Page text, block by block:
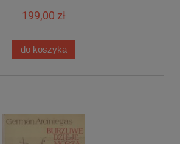
199,00 zł
do koszyka